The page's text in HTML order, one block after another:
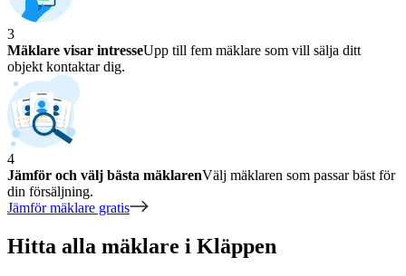
3
Mäklare visar intresseUpp till fem mäklare som vill sälja ditt
objekt kontaktar dig.
4
Jämför och välj bästa mäklarenVälj mäklaren som passar bäst för
din försäljning.
Jämför mäklare gratis
Hitta alla mäklare i Kläppen